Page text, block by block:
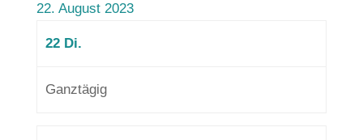
22. August 2023
22 Di.
Ganztägig